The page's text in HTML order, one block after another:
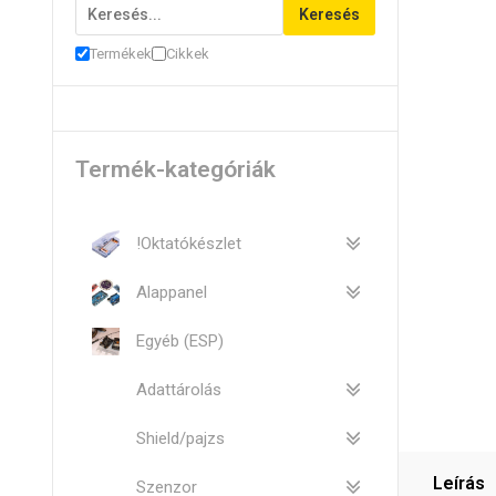
Leírás
Keresés
Termékek Cikkek
Termék-kategóriák
!Oktatókészlet
Alappanel
Egyéb (ESP)
Adattárolás
Shield/pajzs
Szenzor